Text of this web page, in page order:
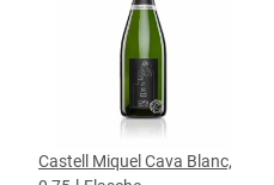
Castell Miquel Cava Blanc,